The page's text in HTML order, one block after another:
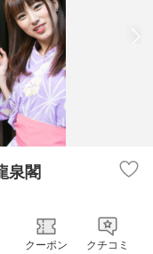
泉閣
クーポン クチコミ